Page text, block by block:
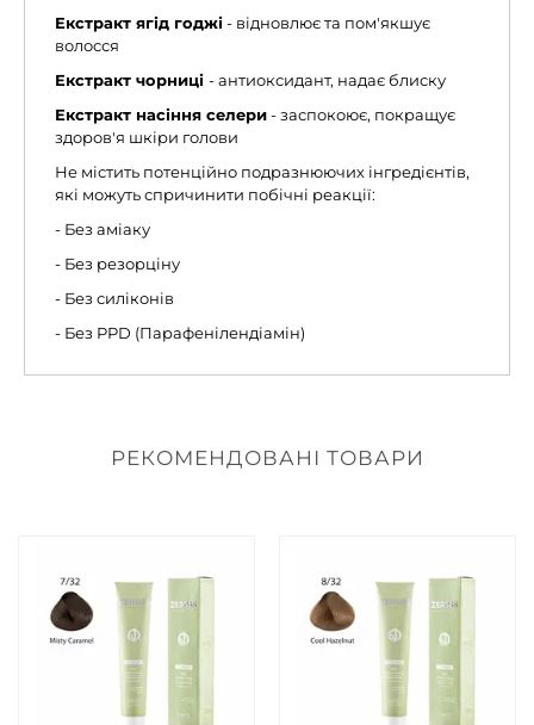
Екстракт ягід годжі- відновлює та пом'якшує
волосся
Екстракт чорниці - антиоксидант, надає блиску
Екстракт насіння селери- заспокоює, покращує
здоров'я шкіри голови
Не містить потенційно подразнюючих інгредієнтів,
які можуть спричинити побічні реакції:
- Без аміаку
- Без резорціну
- Без силіконів
- Без PPD (Парафенілендіамін)
РЕКОМЕНДОВАНІ ТОВАРИ